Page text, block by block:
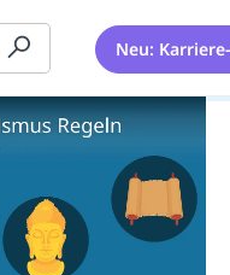
Neu: